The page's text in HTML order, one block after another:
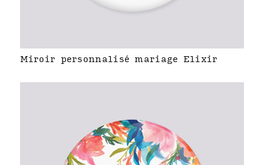
Miroir personnalisé mariage Elixir